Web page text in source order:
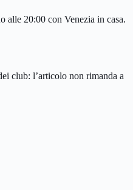
alle 20:00 con Venezia in casa.
club: l’articolo non rimanda a